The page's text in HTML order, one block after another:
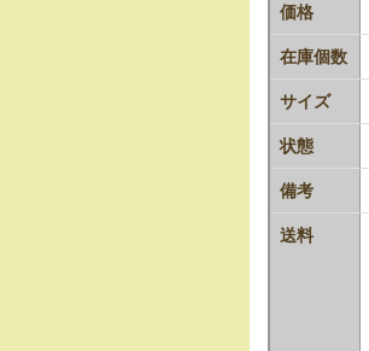
価格
在庫個数
サイズ
状態
備考
送料